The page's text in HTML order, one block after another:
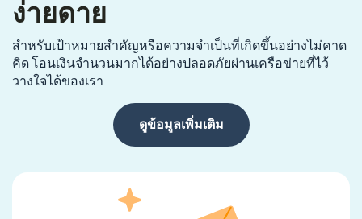
ง่ายดาย
สำหรับเป้าหมายสำคัญหรือความจำเป็นที่เกิดขึ้นอย่างไม่คาด
คิด โอนเงินจำนวนมากได้อย่างปลอดภัยผ่านเครือข่ายที่ไว้
วางใจได้ของเรา
ดูข้อมูลเพิ่มเติม